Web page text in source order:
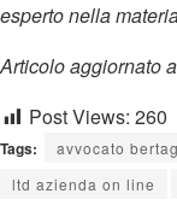
esperto nella
Articolo aggiornato
Post Views: 260
Tags: avvocato
ltd azienda on line